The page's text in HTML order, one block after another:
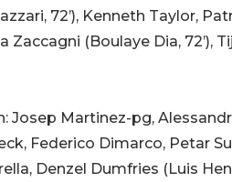
72’), Kenneth Taylor,
Zaccagni (Boulaye Dia, 72’),
Josep Martinez-pg,
Federico Dimarco, Petar
Denzel Dumfries (Luis